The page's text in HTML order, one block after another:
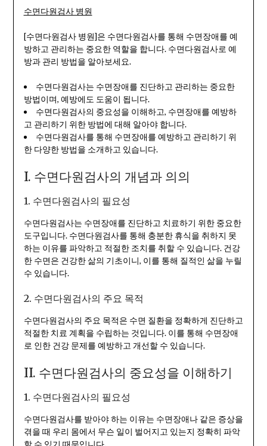
수면다원검사 병원
[수면다원검사 병원]은 수면다원검사를 통해 수면장애를 예
방하고 관리하는 중요한 역할을 합니다. 수면다원검사로 예
방과 관리 방법을 알아보세요.
수면다원검사는 수면장애를 진단하고 관리하는 중요한
방법이며, 예방에도 도움이 됩니다.
수면다원검사의 중요성을 이해하고, 수면장애를 예방하
고 관리하기 위한 방법에 대해 알아야 합니다.
수면다원검사를 통해 수면장애를 예방하고 관리하기 위
한 다양한 방법을 소개하고 있습니다.
I. 수면다원검사의 개념과 의의
1. 수면다원검사의 필요성
수면다원검사는 수면장애를 진단하고 치료하기 위한 중요한
도구입니다. 수면다원검사를 통해 충분한 휴식을 취하지 못
하는 이유를 파악하고 적절한 조치를 취할 수 있습니다. 건강
한 수면은 건강한 삶의 기초이니, 이를 통해 질적인 삶을 누릴
수 있습니다.
2. 수면다원검사의 주요 목적
수면다원검사의 주요 목적은 수면 질환을 정확하게 진단하고
적절한 치료 계획을 수립하는 것입니다. 이를 통해 수면장애
로 인한 건강 문제를 예방하고 개선할 수 있습니다.
II. 수면다원검사의 중요성을 이해하기
1. 수면다원검사의 필요성
수면다원검사를 받아야 하는 이유는 수면장애나 같은 증상을
겪을 때 우리 몸에서 무슨 일이 벌어지고 있는지 정확히 파악